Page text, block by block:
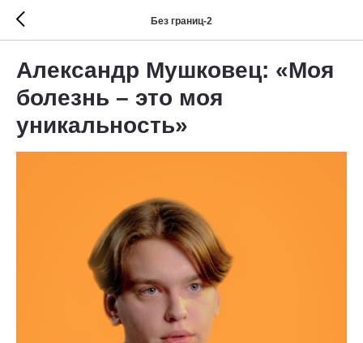
Без границ-2
Александр Мушковец: «Моя
болезнь – это моя
уникальность»